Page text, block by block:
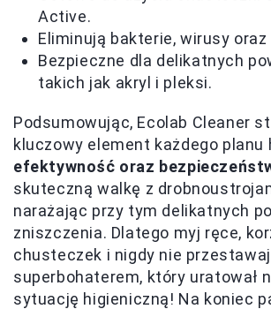
Active.
Eliminują bakterie, wirusy oraz
Bezpieczne dla delikatnych
takich jak akryl i pleksi.
Podsumowując, Ecolab Cleaner
kluczowy element każdego planu
efektywność oraz
skuteczną walkę z
narażając przy tym delikatnych
zniszczenia. Dlatego myj ręce,
chusteczek i nigdy nie
superbohaterem, który uratował
sytuację higieniczną! Na koniec